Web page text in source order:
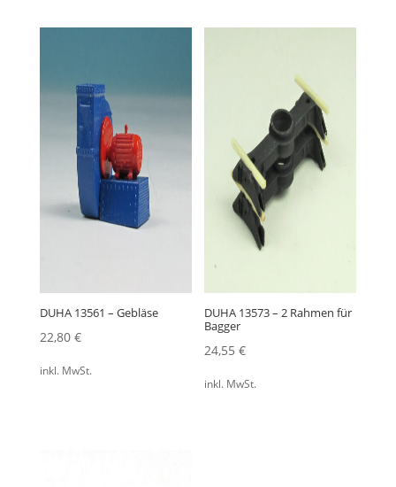
DUHA 13561 – Gebläse
22,80 €
inkl. MwSt.
DUHA 13573 – 2 Rahmen für
Bagger
24,55€
inkl. MwSt.